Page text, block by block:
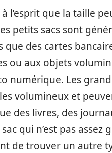
l’esprit que la taille
petits sacs sont
que des cartes
ou aux objets
numérique. Les
volumineux et
des livres, des
qui n’est pas
de trouver un autre